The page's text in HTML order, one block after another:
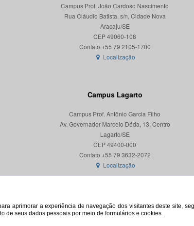
aprimorar a experiência de navegação dos visitantes deste site,
de seus dados pessoais por meio de formulários e cookies.
Campus Prof. João Cardoso Nascimento
Rua Cláudio Batista, s/n, Cidade Nova
Aracaju/SE
CEP 49060-108
Localização
Campus Lagarto
Campus Prof. Antônio Garcia Filho
Av. Governador Marcelo Déda, 13, Centro
Lagarto/SE
CEP 49400-000
Localização
© 2026. Todos os direitos reservados. Universidade Federal